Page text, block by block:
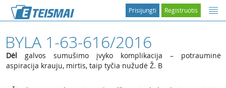
Registruotis
Prisijungti
BYLA 1-63-616/2016
Dėl galvos sumušimo įvyko komplikacija – potrauminė
aspiracija krauju, mirtis, taip tyčia nužudė Ž. B